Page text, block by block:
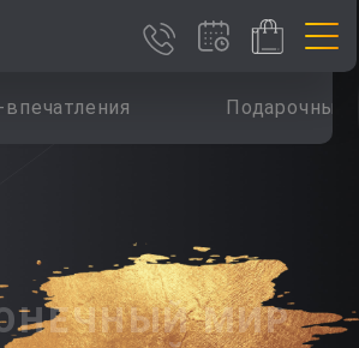
Подарочные
МИР